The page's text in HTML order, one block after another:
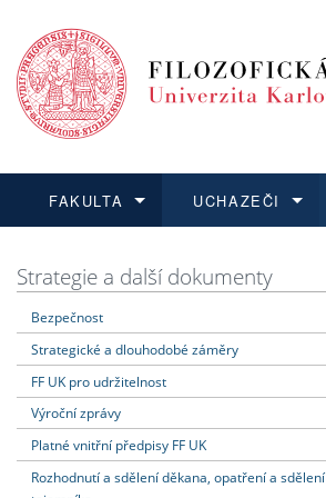
FAKULTA
Dozvědět se více
UCHAZEČI
Podat přihlášku
Dozvědět se více
Dozvědět se více
Dozvědět se více
Strategie a další dokumenty
Bezpečnost
Strategické a dlouhodobé záměry
FF UK pro udržitelnost
Výroční zprávy
Platné vnitřní předpisy FF UK
Rozhodnutí a sdělení děkana, opatření a sdělení